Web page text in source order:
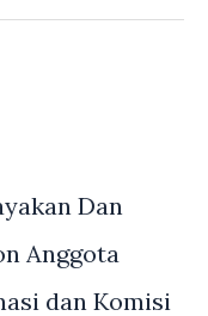
Dan
Anggota
dan Komisi